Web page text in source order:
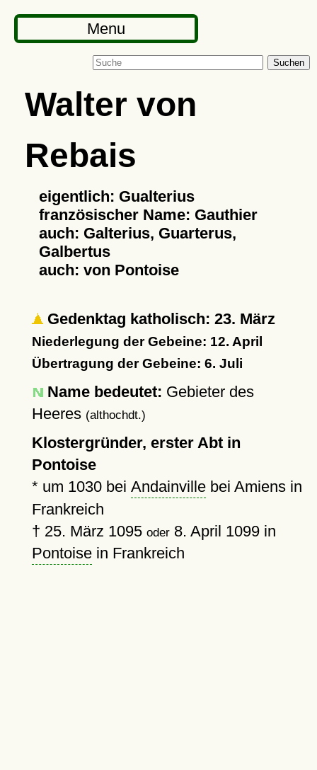
Menu
Suchen
Walter von
Rebais
eigentlich: Gualterius
französischer Name: Gauthier
auch: Galterius, Guarterus,
Galbertus
auch: von Pontoise
Gedenktag katholisch: 23. März
Niederlegung der Gebeine: 12. April
Übertragung der Gebeine: 6. Juli
Name bedeutet: Gebieter des
Heeres (althochdt.)
Klostergründer, erster Abt in
Pontoise
* um 1030bei Andainvillebei Amiens in
Frankreich
† 25. März 1095 oder 8. April 1099in
Pontoisein Frankreich